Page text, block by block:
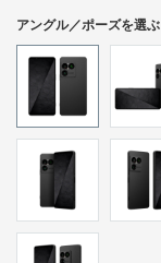
アングル／ポーズを選ぶ